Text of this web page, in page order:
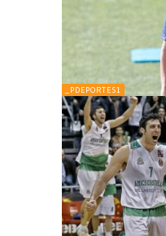
_PDEPORTES1